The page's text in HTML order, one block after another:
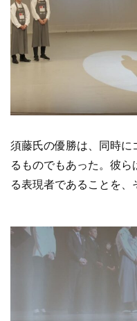
須藤氏の優勝は、同時に
るものでもあった。彼
る表現者であることを、